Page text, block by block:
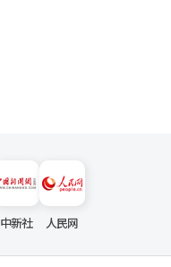
中新社 人民网